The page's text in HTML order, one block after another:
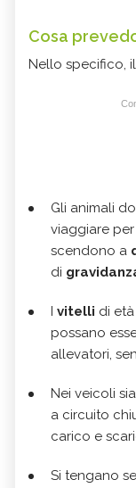
Cosa
Nello specifico,
Gli animali
viaggiare
scendono a
di
I vitelli di
possano
allevatori,
Nei veicoli
a circuito
carico e
Si tengano